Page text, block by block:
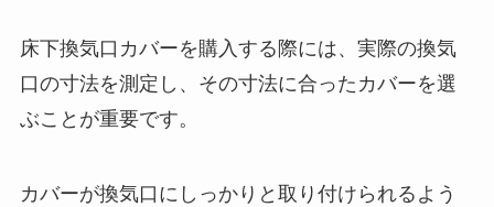
床下換気口カバーを購入する際には、実際の換気
口の寸法を測定し、その寸法に合ったカバーを選
ぶことが重要です。
カバーが換気口にしっかりと取り付けられるよう